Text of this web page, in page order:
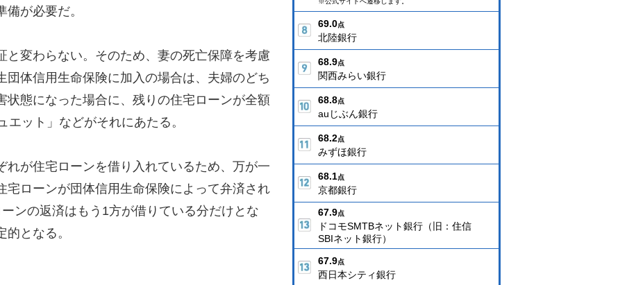
が必要だ。
変わらない。そのため、妻の死亡保障を考慮
団体信用生命保険に加入の場合は、夫婦のどち
状態になった場合に、残りの住宅ローンが全額
ット」などがそれにあたる。
が住宅ローンを借り入れているため、万が一
宅ローンが団体信用生命保険によって弁済され
ンの返済はもう1方が借りている分だけとな
となる。
69.0点
北陸銀行
68.9点
関西みらい銀行
68.8点
auじぶん銀行
68.2点
みずほ銀行
68.1点
京都銀行
67.9点
ドコモSMTBネット銀行（旧：住信
SBIネット銀行）
67.9点
西日本シティ銀行